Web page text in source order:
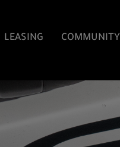
LEASING COMMUNITY